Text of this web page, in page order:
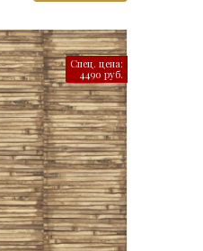
Спец. цена:
4490 руб.